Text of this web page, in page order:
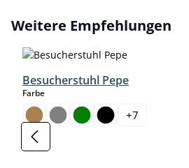
Produktgalerie überspringen
Weitere Empfehlungen
Besucherstuhl Pepe
Farbeauswählen
+7